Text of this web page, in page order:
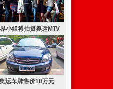
小姐将拍摄奥运MTV
奥运车牌售价10万元